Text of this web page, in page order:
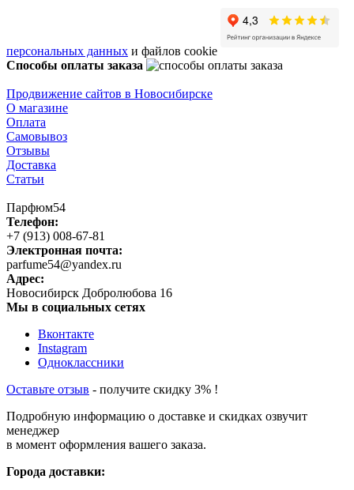
персональных данных и файлов cookie
Способы оплаты заказа
Продвижение сайтов в Новосибирске
О магазине
Оплата
Самовывоз
Отзывы
Доставка
Статьи
Парфюм54
Телефон:
+7 (913) 008-67-81
Электронная почта:
parfume54@yandex.ru
Адрес:
Новосибирск Добролюбова 16
Мы в социальных сетях
Вконтакте
Instagram
Одноклассники
Оставьте отзыв - получите скидку 3% !
Подробную информацию о доставке и скидках озвучит
менеджер
в момент оформления вашего заказа.
Города доставки: